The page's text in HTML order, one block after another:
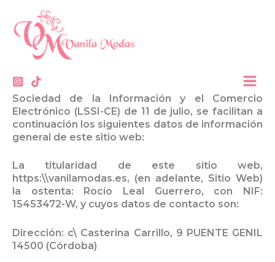
contenido
Aviso Legal
INFORMACIÓN GENERAL
dispuesto en la Ley 34/2002 de Servicios de la
Sociedad de la Información y el Comercio
Electrónico (LSSI-CE) de 11 de julio, se facilitan a
continuación los siguientes datos de información
general de este sitio web:
La titularidad de este sitio web,
https:\\vanilamodas.es, (en adelante, Sitio Web)
la ostenta: Rocío Leal Guerrero, con NIF:
15453472-W, y cuyos datos de contacto son:
Dirección: c\ Casterina Carrillo, 9 PUENTE GENIL
14500 (Córdoba)